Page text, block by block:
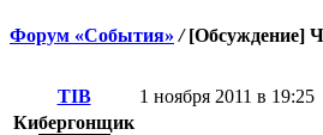
Форум «События» / [Обсуждение]
TIB
1 ноября 2011 в 19:25
Кибергонщик